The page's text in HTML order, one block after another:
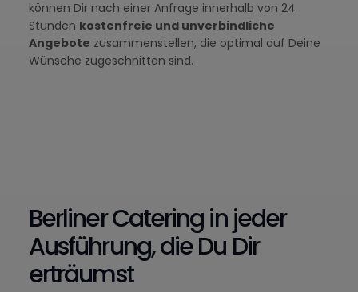
können Dir nach einer Anfrage innerhalb von 24
Stunden kostenfreie und unverbindliche
Angebote zusammenstellen, die optimal auf Deine
Wünsche zugeschnitten sind.
Berliner Catering in jeder
Ausführung, die Du Dir
erträumst